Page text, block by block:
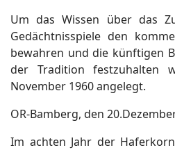
Um das Wissen über das
Gedächtnisspiele den
bewahren und die künftigen
der Tradition festzuhalten
November 1960 angelegt.
OR-Bamberg, den
Im achten Jahr der